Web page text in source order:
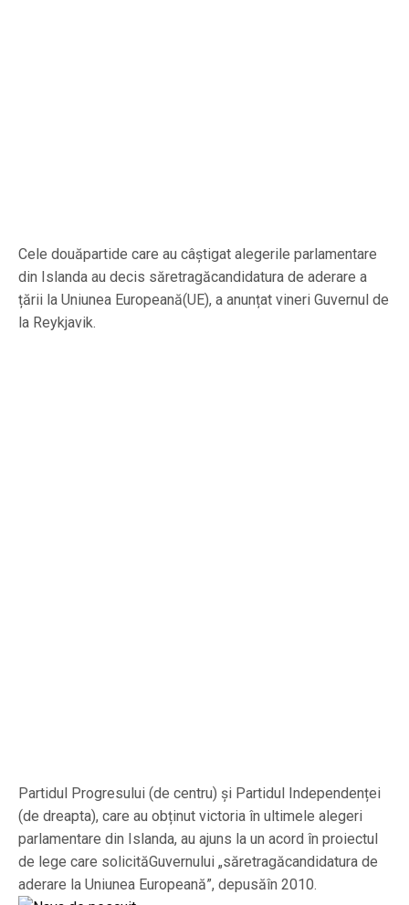
Cele douăpartide care au câștigat alegerile parlamentare
din Islanda au decis săretragăcandidatura de aderare a
țării la Uniunea Europeană(UE), a anunțat vineri Guvernul de
la Reykjavik.
Partidul Progresului (de centru) și Partidul Independenței
(de dreapta), care au obținut victoria în ultimele alegeri
parlamentare din Islanda, au ajuns la un acord în proiectul
de lege care solicităGuvernului „săretragăcandidatura de
aderare la Uniunea Europeană”, depusăîn 2010.